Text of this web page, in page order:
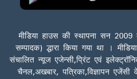
मीडिया हाउस की स्थापना सन 2009
सम्पादक) द्धारा किया गया था ।
संचालित न्यूज एजेन्सी,प्रिंट एवं
चैनल,अखबार, पत्रिका,विज्ञापन